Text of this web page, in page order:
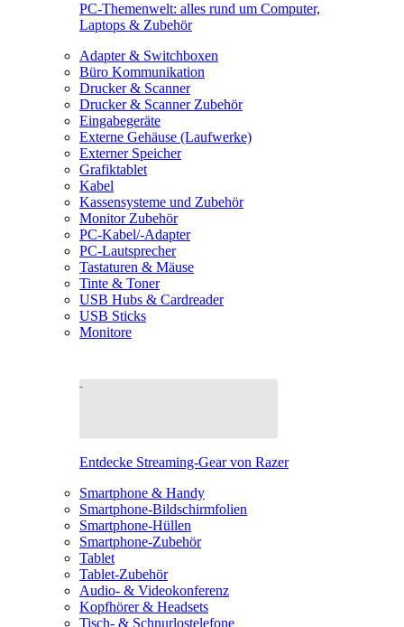
PC-Themenwelt: alles rund um Computer,
Laptops & Zubehör
Adapter & Switchboxen
Büro Kommunikation
Drucker & Scanner
Drucker & Scanner Zubehör
Eingabegeräte
Externe Gehäuse (Laufwerke)
Externer Speicher
Grafiktablet
Kabel
Kassensysteme und Zubehör
Monitor Zubehör
PC-Kabel/-Adapter
PC-Lautsprecher
Tastaturen & Mäuse
Tinte & Toner
USB Hubs & Cardreader
USB Sticks
Monitore
Entdecke Streaming-Gear von Razer
Smartphone & Handy
Smartphone-Bildschirmfolien
Smartphone-Hüllen
Smartphone-Zubehör
Tablet
Tablet-Zubehör
Audio- & Videokonferenz
Kopfhörer & Headsets
Tisch- & Schnurlostelefone